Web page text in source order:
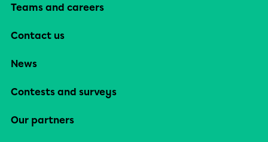
Teams and careers
Contact us
News
Contests and surveys
Our partners